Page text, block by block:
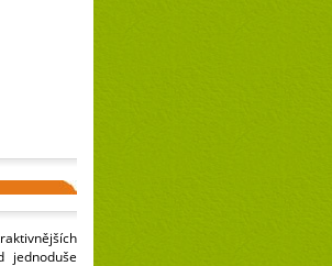
jednoduše